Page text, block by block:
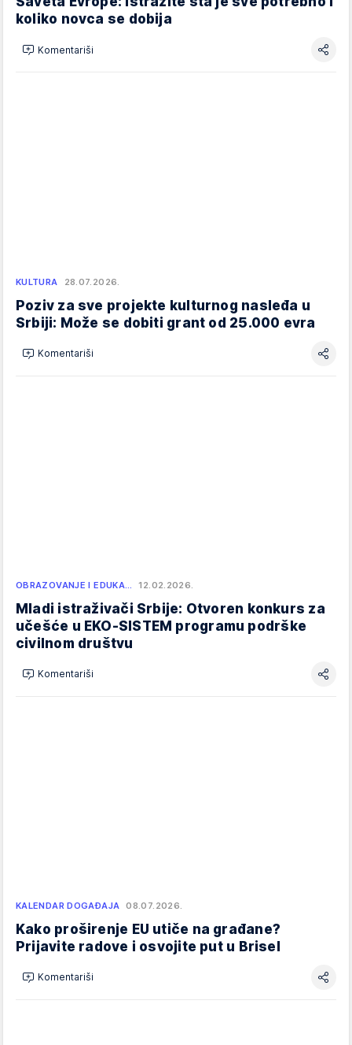
koliko novca se dobija
Komentariši
KULTURA 28.07.2026.
Poziv za sve projekte kulturnog nasleđa u
Srbiji: Može se dobiti grant od 25.000 evra
Komentariši
OBRAZOVANJE I EDUKA… 12.02.2026.
Mladi istraživači Srbije: Otvoren konkurs za
učešće u EKO-SISTEM programu podrške
civilnom društvu
Komentariši
KALENDAR DOGAĐAJA 08.07.2026.
Kako proširenje EU utiče na građane?
Prijavite radove i osvojite put u Brisel
Komentariši